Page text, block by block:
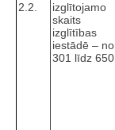
2.2.
izglītojamo
skaits
izglītības
iestādē – no
301 līdz 650